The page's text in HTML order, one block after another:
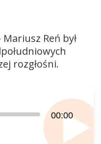
Reń był
rozgłośni.
00:00